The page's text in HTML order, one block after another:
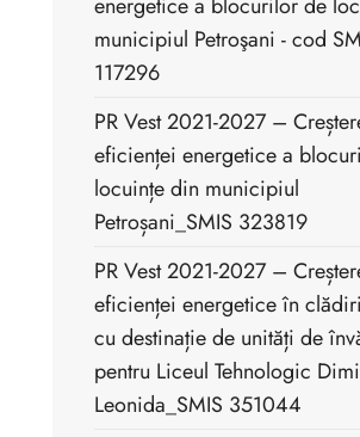
energetice a blocurilor de
municipiul Petroşani - cod
117296
PR Vest 2021-2027 –
eficienței energetice a
locuințe din municipiul
Petroșani_SMIS 323819
PR Vest 2021-2027 –
eficienței energetice în
cu destinație de unități de
pentru Liceul Tehnologic
Leonida_SMIS 351044